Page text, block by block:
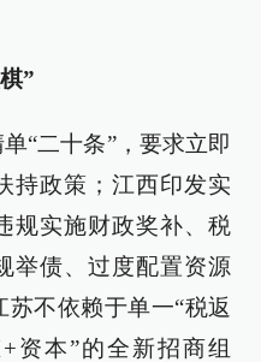
”
“二十条”，要求立即
持政策；江西印发实
规实施财政奖补、税
举债、过度配置资源
不依赖于单一“税返
资本”的全新招商组